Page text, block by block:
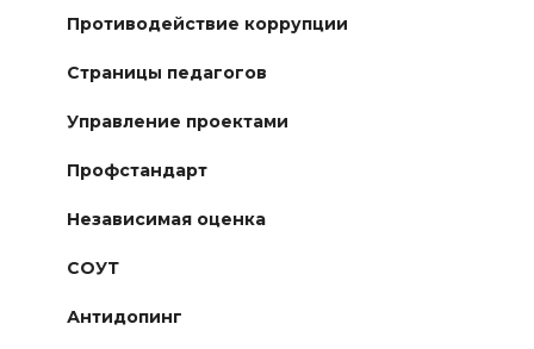
Противодействие коррупции
Страницы педагогов
Управление проектами
Профстандарт
Независимая оценка
СОУТ
Антидопинг